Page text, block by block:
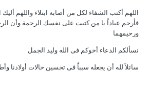
اللهم أكتب الشفاء لكل من أصابه ابتلاء واللهم
فأرحم عباداً يا من كتبت على نفسك الرحمة وأن
ورحيمهما
نسألكم الدعاء أخوكم فى الله وليد الجمل
سائلاً لله أن يجعله سبباً فى تحسين حالات أولادنا